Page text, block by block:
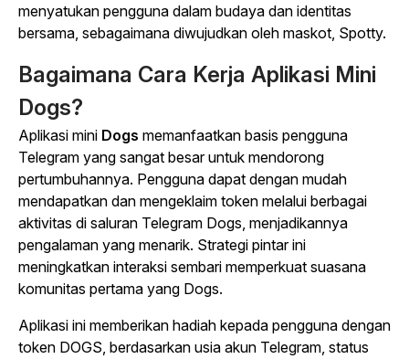
menyatukan pengguna dalam budaya dan identitas
bersama, sebagaimana diwujudkan oleh maskot, Spotty.
Bagaimana Cara Kerja Aplikasi Mini
Dogs?
Aplikasi mini Dogs memanfaatkan basis pengguna
Telegram yang sangat besar untuk mendorong
pertumbuhannya. Pengguna dapat dengan mudah
mendapatkan dan mengeklaim token melalui berbagai
aktivitas di saluran Telegram Dogs, menjadikannya
pengalaman yang menarik. Strategi pintar ini
meningkatkan interaksi sembari memperkuat suasana
komunitas pertama yang Dogs.
Aplikasi ini memberikan hadiah kepada pengguna dengan
token DOGS, berdasarkan usia akun Telegram, status